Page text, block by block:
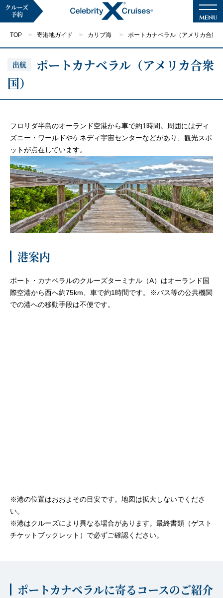
マイページ
クルーズ検索
キャンペーン・特集
クルーズの楽しみ方
船内へようこそ
寄港地ガイド
トピックス
クルーズ
予約
TOP 寄港地ガイド カリブ海 ポートカナベラル（アメリカ合衆
出航
ポートカナベラル（アメリカ合衆
国）
フロリダ半島のオーランド空港から車で約1時間。周囲にはディ
ズニー・ワールドやケネディ宇宙センターなどがあり、観光スポ
ットが点在しています。
港案内
ポート・カナベラルのクルーズターミナル（A）はオーランド国
際空港から西へ約75km、車で約1時間です。※バス等の公共機関
での港への移動手段は不便です。
※港の位置はおおよその目安です。地図は拡大しないでくださ
い。
※港はクルーズにより異なる場合があります。最終書類（ゲスト
チケットブックレット）で必ずご確認ください。
ポートカナベラルに寄るコースのご紹介